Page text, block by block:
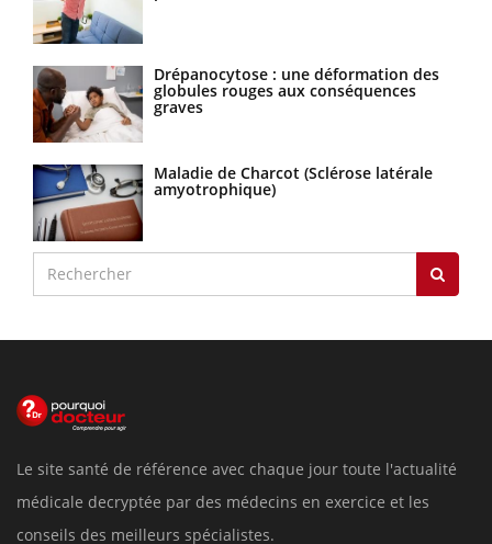
Drépanocytose : une déformation des
globules rouges aux conséquences
graves
Maladie de Charcot (Sclérose latérale
amyotrophique)
Le site santé de référence avec chaque jour toute l'actualité
médicale decryptée par des médecins en exercice et les
conseils des meilleurs spécialistes.